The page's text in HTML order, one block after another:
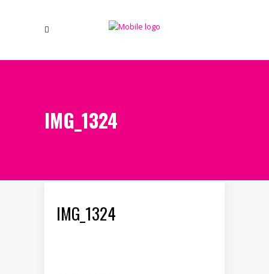
IMG_1324
IMG_1324